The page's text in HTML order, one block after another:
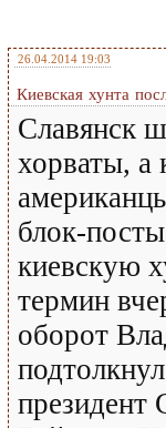
26.04.2014 19:03
Киевская хунта
Славянск
хорваты,
блок-
киевскую
термин
оборот